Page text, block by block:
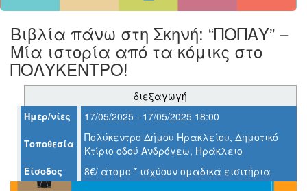
<<
σήμερα >>
ΗΜΕΡΟΛΟΓΙΟ
ΕΚΔΗΛΩΣΕΩΝ
ΤΟΠΟΣ
ΜΑΣ
Βιβλία πάνω στη Σκηνή: “ΠΟΠΑΥ” –
Μία ιστορία από τα κόμικς στο
ΠΟΛΥΚΕΝΤΡΟ!
διεξαγωγή
Ημερ/νίες 17/05/2025 - 17/05/2025 18:00
Τοποθεσία
Πολύκεντρο Δήμου Ηρακλείου, Δημοτικό
Κτίριο οδού Ανδρόγεω, Ηράκλειο
Είσοδος 8€/ άτομο * ισχύουν ομαδικά εισιτήρια